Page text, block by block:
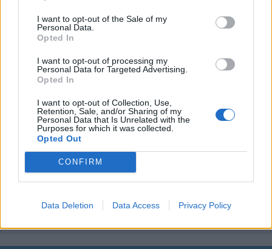
I want to opt-out of the Sale of my
Personal Data.
Opted In
I want to opt-out of processing my
Personal Data for Targeted Advertising.
Opted In
I want to opt-out of Collection, Use,
Retention, Sale, and/or Sharing of my
Personal Data that Is Unrelated with the
Purposes for which it was collected.
Opted Out
CONFIRM
Data Deletion Data Access Privacy Policy
possono essere automaticamente pubblicati senza filtro preventivo. I commenti
che includano uno o più link a siti esterni verranno rimossi in automatico dal